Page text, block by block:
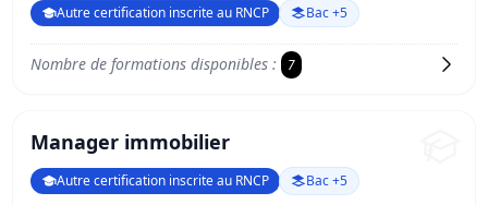
Autre certification inscrite au RNCP Bac +5
Nombre de formations disponibles : 7
Manager immobilier
Autre certification inscrite au RNCP Bac +5